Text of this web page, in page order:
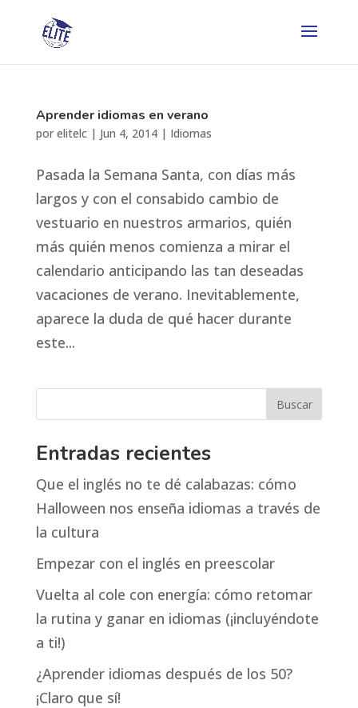
Aprender idiomas en verano
por elitelc| Jun 4, 2014| Idiomas
Pasada la Semana Santa, con días más
largos y con el consabido cambio de
vestuario en nuestros armarios, quién
más quién menos comienza a mirar el
calendario anticipando las tan deseadas
vacaciones de verano. Inevitablemente,
aparece la duda de qué hacer durante
este...
Entradas recientes
Que el inglés no te dé calabazas: cómo
Halloween nos enseña idiomas a través de
la cultura
Empezar con el inglés en preescolar
Vuelta al cole con energía: cómo retomar
la rutina y ganar en idiomas (¡incluyéndote
a ti!)
¿Aprender idiomas después de los 50?
¡Claro que sí!